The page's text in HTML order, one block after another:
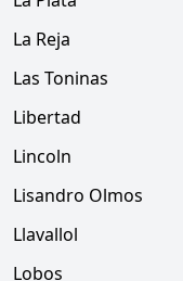
La Reja
Las Toninas
Libertad
Lincoln
Lisandro Olmos
Llavallol
Lobos